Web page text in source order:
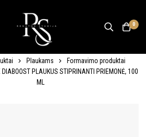
0
Plaukams
Formavimo produktai
DIABOOST PLAUKUS STIPRINANTI PRIEMONĖ, 100
ML